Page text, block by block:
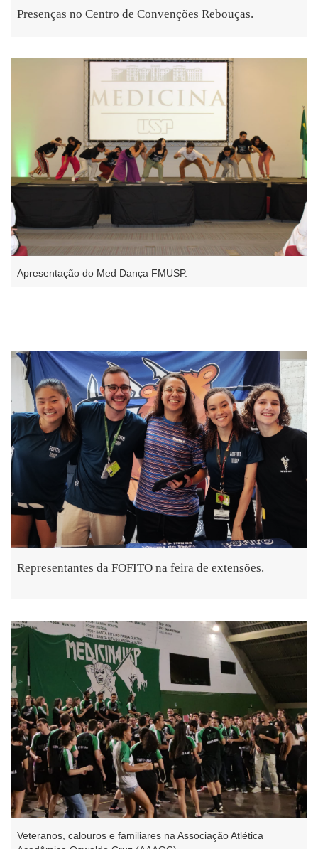
Presenças no Centro de Convenções Rebouças.
Apresentação do Med Dança FMUSP.
Representantes da FOFITO na feira de extensões.
Veteranos, calouros e familiares na Associação Atlética